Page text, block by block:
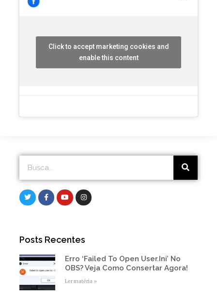
Click to accept marketing cookies and
enable this content
Search
T
w
i
F
a
c
k
f
Y
o
u
I
n
s
a
Posts Recentes
Erro ‘Failed To Open User.ini’ No
OBS? Veja Como Consertar Agora!
Ler matéria »
PagePagePagePagePage